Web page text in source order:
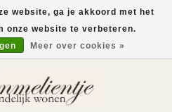
website, ga je akkoord met het
onze website te verbeteren.
Meer over cookies »